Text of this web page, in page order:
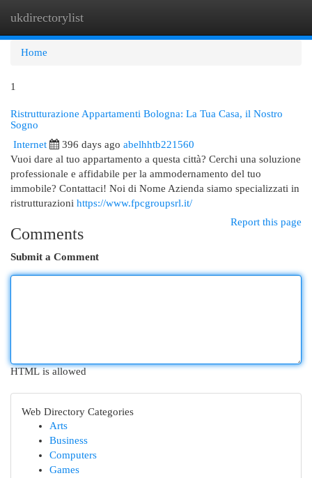
ukdirectorylist
Home
1
Ristrutturazione Appartamenti Bologna: La Tua Casa, il Nostro
Sogno
Internet 396 days ago abelhhtb221560
Vuoi dare al tuo appartamento a questa città? Cerchi una soluzione
professionale e affidabile per la ammodernamento del tuo
immobile? Contattaci! Noi di Nome Azienda siamo specializzati in
ristrutturazioni https://www.fpcgroupsrl.it/
Report this page
Comments
Submit a Comment
HTML is allowed
Web Directory Categories
Arts
Business
Computers
Games